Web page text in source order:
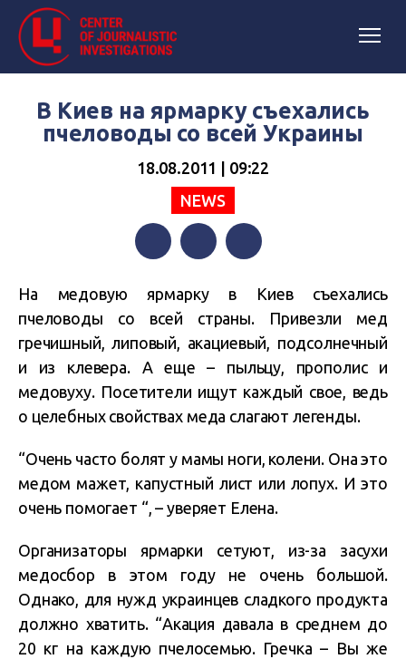
В Киев на ярмарку съехались
пчеловоды со всей Украины
18.08.2011 | 09:22
NEWS
На медовую ярмарку в Киев съехались
пчеловоды со всей страны. Привезли мед
гречишный, липовый, акациевый, подсолнечный
и из клевера. А еще – пыльцу, прополис и
медовуху. Посетители ищут каждый свое, ведь
о целебных свойствах меда слагают легенды.
“Очень часто болят у мамы ноги, колени. Она это
медом мажет, капустный лист или лопух. И это
очень помогает “, – уверяет Елена.
Организаторы ярмарки сетуют, из-за засухи
медосбор в этом году не очень большой.
Однако, для нужд украинцев сладкого продукта
должно хватить. “Акация давала в среднем до
20 кг на каждую пчелосемью. Гречка – Вы же